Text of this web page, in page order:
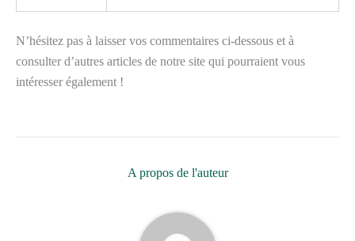
N’hésitez pas à laisser vos commentaires ci-dessous et à
consulter d’autres articles de notre site qui pourraient vous
intéresser également !
A propos de l'auteur